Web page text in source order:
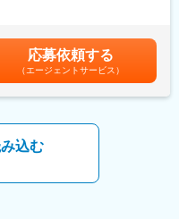
産拠点となっており、医薬品
点が特徴です。
献をしてきた当社。国産初の
5万点以上の製品を160以上の
器メーカーです。「医療を通
念のもと、次の100年に向け
（注射剤）の調製・滅菌に加
め、新たなメンバーを募集し
製工程と滅菌工程を商品軸を
滅菌チームに分かれており、
す。
滅菌などの製造設備の技術設
あります。月給(月額)は固定手
応募依頼する
（エージェントサービス）
込む